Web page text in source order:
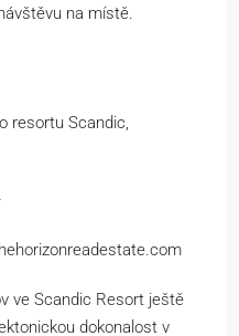
na místě.
resortu Scandic,
ve Scandic Resort ještě
dokonalost v